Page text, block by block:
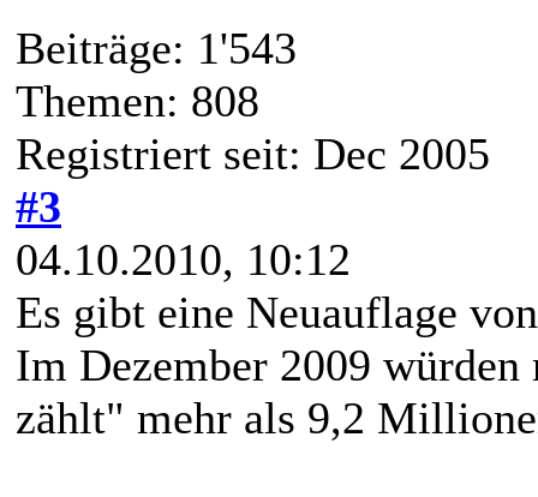
Beiträge: 1'543
Themen: 808
Registriert seit: Dec 2005
#3
04.10.2010, 10:12
Es gibt eine Neuauflage
Im Dezember 2009
zählt" mehr als 9,2